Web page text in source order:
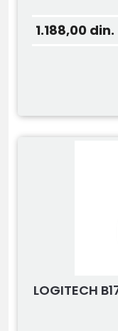
1.188,00 din.
LOGITECH